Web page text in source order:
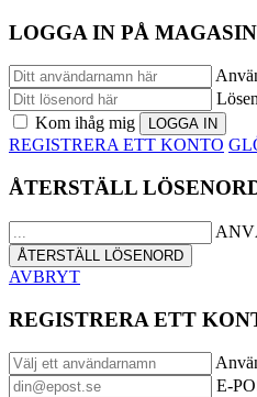
LOGGA IN PÅ
Kom ihåg mig
REGISTRERA ETT KONTO
ÅTERSTÄLL
AVBRYT
REGISTRERA ETT
E-